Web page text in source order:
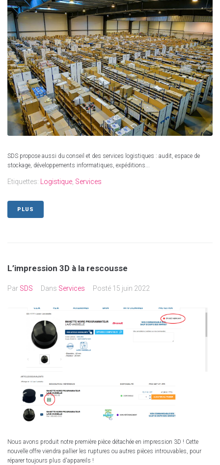
SDS propose aussi du conseil et des services logistiques : audit, espace de
stockage, développements informatiques, expéditions...
Etiquettes: Logistique Services
PLUS
L’impression 3D à la rescousse
Par SDS Dans Services Posté 15 juin 2022
Nous avons produit notre première pièce détachée en impression 3D ! Cette
nouvelle offre viendra pallier les ruptures ou autres pièces introuvables, pour
réparer toujours plus d'appareils !